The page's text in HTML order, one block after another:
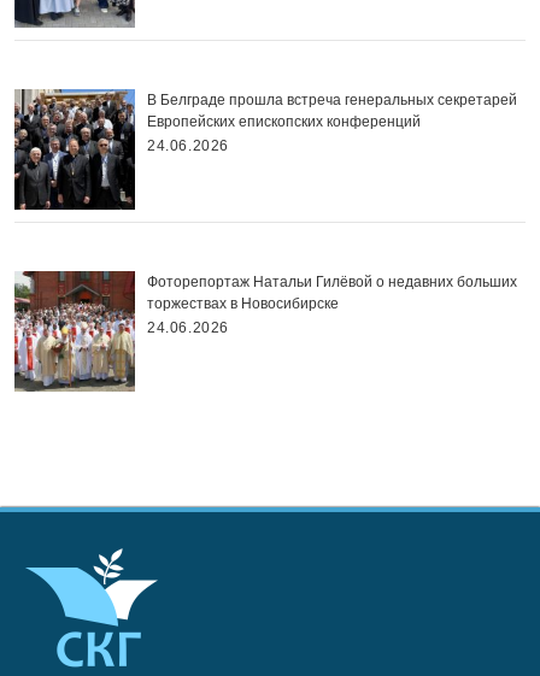
В Белграде прошла встреча генеральных секретарей
Европейских епископских конференций
24.06.2026
Фоторепортаж Натальи Гилёвой о недавних больших
торжествах в Новосибирске
24.06.2026